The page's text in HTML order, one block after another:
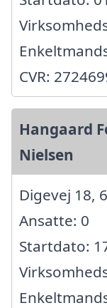
CVR:
Hangaard
Nielsen
Digevej 18,
Ansatte: 0
Startdato: